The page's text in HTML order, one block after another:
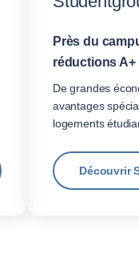
Près du
réductions A+
De grandes
avantages
logements
Découvrir